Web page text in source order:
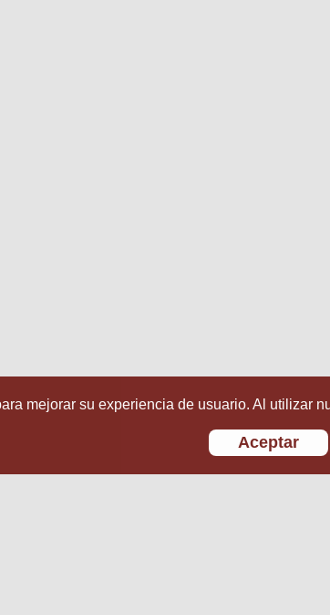
mejorar su experiencia de usuario. Al utilizar
Aceptar